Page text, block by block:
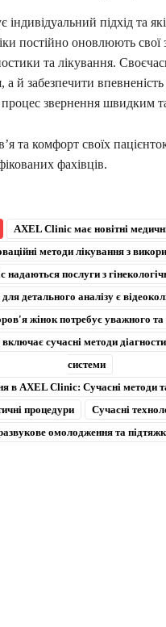
підхід та
постійно оновлюють
та лікування.
а й забезпечити
звернення швидким
та комфорт своїх
фахівців.
AXEL Clinic має новітні
методи лікування з
послуги з
детального аналізу є
жінок потребує уважного
сучасні методи
системи
в AXEL Clinic: Сучасні методи
процедури
Сучасні
омолодження та